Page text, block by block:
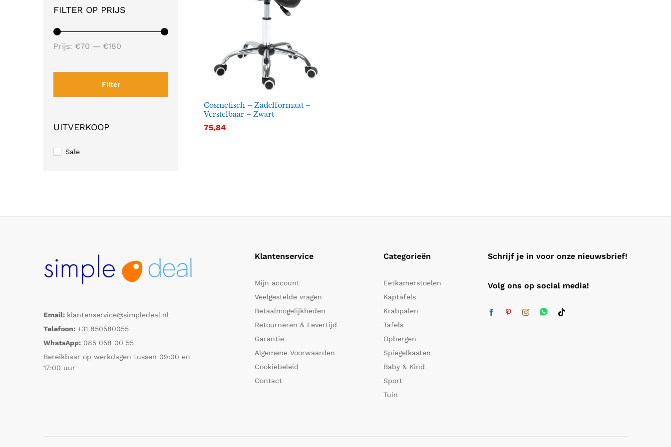
Cosmetisch – Zadelformaat –
Verstelbaar – Zwart
75,84
75,84
FILTER OP PRIJS
Filter
Prijs: €70 — €180
UITVERKOOP
Sale
Email: klantenservice@simpledeal.nl
Telefoon: +31 850580055
WhatsApp: 085 058 00 55
Bereikbaar op werkdagen tussen 09:00 en
17:00 uur
Klantenservice
Mijn account
Veelgestelde vragen
Betaalmogelijkheden
Retourneren & Levertijd
Garantie
Algemene Voorwaarden
Cookiebeleid
Contact
Categorieën
Eetkamerstoelen
Kaptafels
Krabpalen
Tafels
Opbergen
Spiegelkasten
Baby & Kind
Sport
Tuin
Schrijf je in voor onze nieuwsbrief!
Volg ons op social media!